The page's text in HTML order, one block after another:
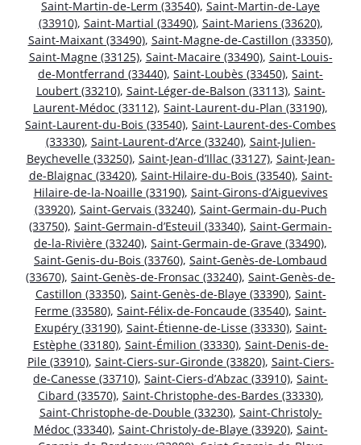
Saint-Martin-de-Lerm (33540), Saint-Martin-de-Laye
(33910), Saint-Martial (33490), Saint-Mariens (33620),
Saint-Maixant (33490), Saint-Magne-de-Castillon (33350),
Saint-Magne (33125), Saint-Macaire (33490), Saint-Louis-
de-Montferrand (33440), Saint-Loubès (33450), Saint-
Loubert (33210), Saint-Léger-de-Balson (33113), Saint-
Laurent-Médoc (33112), Saint-Laurent-du-Plan (33190),
Saint-Laurent-du-Bois (33540), Saint-Laurent-des-Combes
(33330), Saint-Laurent-d’Arce (33240), Saint-Julien-
Beychevelle (33250), Saint-Jean-d’Illac (33127), Saint-Jean-
de-Blaignac (33420), Saint-Hilaire-du-Bois (33540), Saint-
Hilaire-de-la-Noaille (33190), Saint-Girons-d’Aiguevives
(33920), Saint-Gervais (33240), Saint-Germain-du-Puch
(33750), Saint-Germain-d’Esteuil (33340), Saint-Germain-
de-la-Rivière (33240), Saint-Germain-de-Grave (33490),
Saint-Genis-du-Bois (33760), Saint-Genès-de-Lombaud
(33670), Saint-Genès-de-Fronsac (33240), Saint-Genès-de-
Castillon (33350), Saint-Genès-de-Blaye (33390), Saint-
Ferme (33580), Saint-Félix-de-Foncaude (33540), Saint-
Exupéry (33190), Saint-Étienne-de-Lisse (33330), Saint-
Estèphe (33180), Saint-Émilion (33330), Saint-Denis-de-
Pile (33910), Saint-Ciers-sur-Gironde (33820), Saint-Ciers-
de-Canesse (33710), Saint-Ciers-d’Abzac (33910), Saint-
Cibard (33570), Saint-Christophe-des-Bardes (33330),
Saint-Christophe-de-Double (33230), Saint-Christoly-
Médoc (33340), Saint-Christoly-de-Blaye (33920), Saint-